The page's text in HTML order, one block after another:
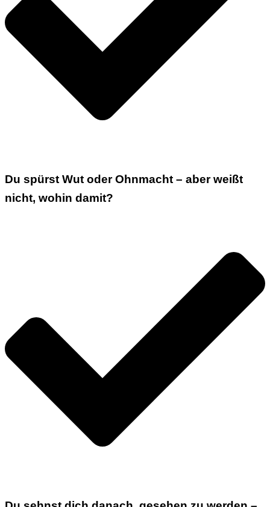
Du spürst Wut oder Ohnmacht – aber weißt
nicht, wohin damit?